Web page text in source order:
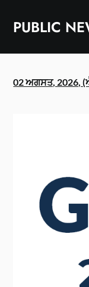
contentPUBLIC
02 ਅਗਸਤ, 2026,